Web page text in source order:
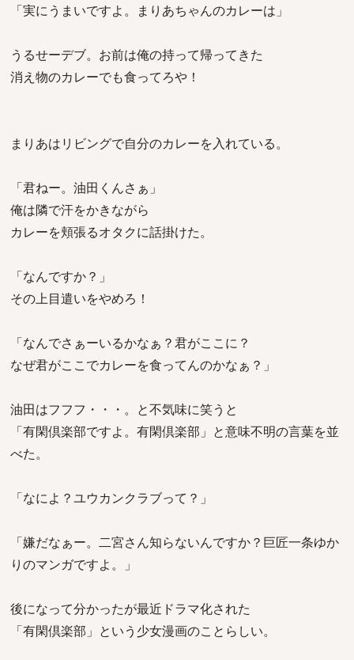
「実にうまいですよ。まりあちゃんのカレーは」
うるせーデブ。お前は俺の持って帰ってきた
消え物のカレーでも食ってろや！
まりあはリビングで自分のカレーを入れている。
「君ねー。油田くんさぁ」
俺は隣で汗をかきながら
カレーを頬張るオタクに話掛けた。
「なんですか？」
その上目遣いをやめろ！
「なんでさぁーいるかなぁ？君がここに？
なぜ君がここでカレーを食ってんのかなぁ？」
油田はフフフ・・・。と不気味に笑うと
「有閑倶楽部ですよ。有閑倶楽部」と意味不明の言葉を並
べた。
「なによ？ユウカンクラブって？」
「嫌だなぁー。二宮さん知らないんですか？巨匠一条ゆか
りのマンガですよ。」
後になって分かったが最近ドラマ化された
「有閑倶楽部」という少女漫画のことらしい。